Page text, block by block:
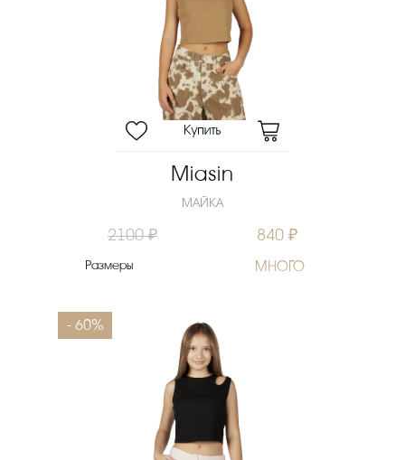
Miasin
МАЙКА
2100 ₽ 840 ₽
Размеры МНОГО
- 60%